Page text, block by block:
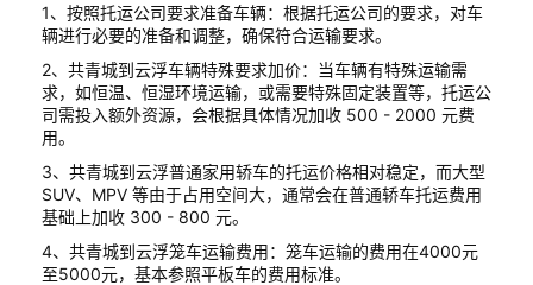
1、按照托运公司要求准备车辆：根据托运公司的要求，对车
辆进行必要的准备和调整，确保符合运输要求。
2、共青城到云浮车辆特殊要求加价：当车辆有特殊运输需
求，如恒温、恒湿环境运输，或需要特殊固定装置等，托运公
司需投入额外资源，会根据具体情况加收 500 - 2000 元费
用。
3、共青城到云浮普通家用轿车的托运价格相对稳定，而大型
SUV、MPV 等由于占用空间大，通常会在普通轿车托运费用
基础上加收 300 - 800 元。
4、共青城到云浮笼车运输费用：笼车运输的费用在4000元
至5000元，基本参照平板车的费用标准。